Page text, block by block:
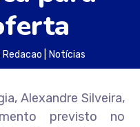
Redacao Notícias
Alexandre Silveira,
previsto no